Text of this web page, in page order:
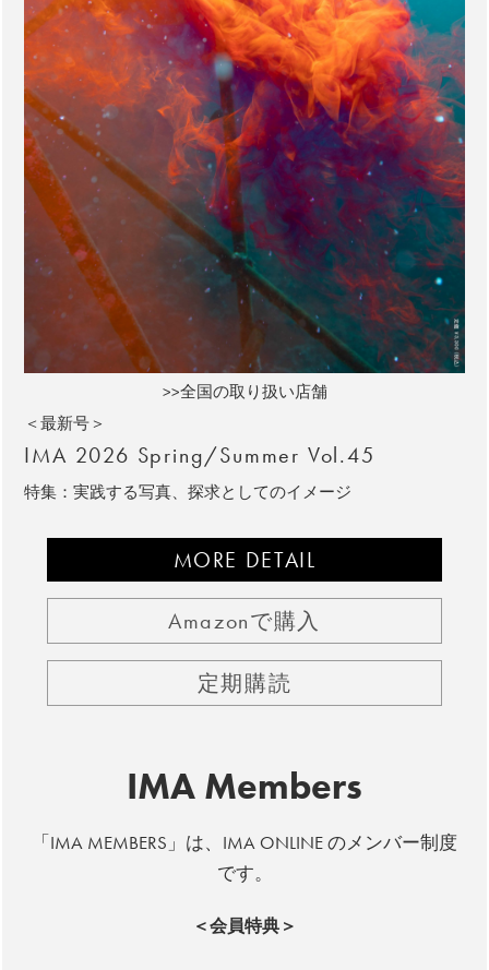
>>全国の取り扱い店舗
＜最新号＞
IMA 2026 Spring/Summer Vol.45
特集：実践する写真、探求としてのイメージ
MORE DETAIL
Amazonで購入
定期購読
IMA Members
「IMA MEMBERS」は、IMA ONLINE のメンバー制度
です。
＜会員特典＞